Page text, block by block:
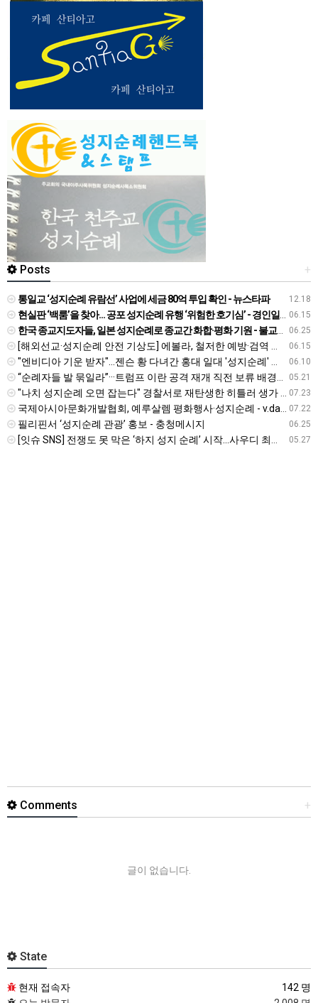
+
Posts
12.18
통일교 ‘성지순례 유람선’ 사업에 세금 80억 투입 확인 - 뉴스타파
06.15
현실판 ‘백룸’을 찾아… 공포 성지순례 유행 ‘위험한 호기심’ - 경인일보
06.25
한국 종교지도자들, 일본 성지순례로 종교간 화합·평화 기원 - 불교신문
06.15
[해외선교·성지순례 안전 기상도] 에볼라, 철저한 예방·검역 준수를 - 국민일보
06.10
"엔비디아 기운 받자"…젠슨 황 다녀간 홍대 일대 '성지순례' 열풍 - 진일보
05.21
“순례자들 발 묶일라”···트럼프 이란 공격 재개 직전 보류 배경엔 이슬람 성지순례 ‘하지’ - v.daum.net
07.23
"나치 성지순례 오면 잡는다" 경찰서로 재탄생한 히틀러 생가 - v.daum.net
07.22
국제아시아문화개발협회, 예루살렘 평화행사·성지순례 - v.daum.net
06.25
필리핀서 ‘성지순례 관광’ 홍보 - 충청메시지
05.27
[잇슈 SNS] 전쟁도 못 막은 ‘하지 성지 순례’ 시작…사우디 최고 경계 태세 - KBS 뉴스
+
Comments
글이 없습니다.
State
현재 접속자
142 명